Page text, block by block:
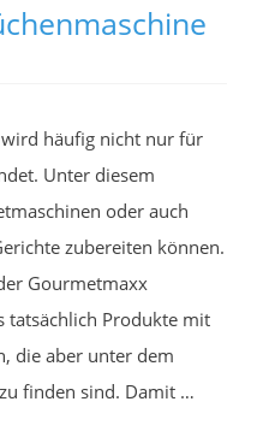
häufig nicht nur für
Unter diesem
oder auch
zubereiten können.
Gourmetmaxx
tatsächlich Produkte mit
die aber unter dem
finden sind. Damit …